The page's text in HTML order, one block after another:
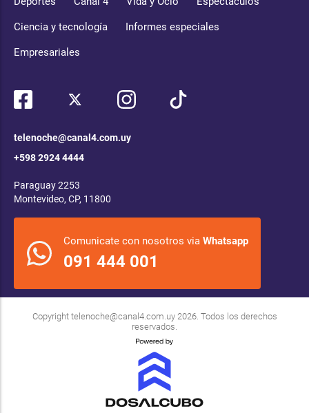
Ciencia y tecnología Informes especiales
Empresariales
telenoche@canal4.com.uy
+598 2924 4444
Paraguay 2253
Montevideo, CP, 11800
Comunicate con nosotros via Whatsapp
091 444 001
Copyright telenoche@canal4.com.uy2026. Todos los derechos
reservados.